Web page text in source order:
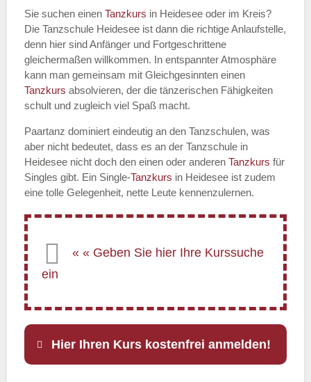
Sie suchen einen Tanzkurs in Heidesee oder im Kreis?
Die Tanzschule Heidesee ist dann die richtige Anlaufstelle,
denn hier sind Anfänger und Fortgeschrittene
gleichermaßen willkommen. In entspannter Atmosphäre
kann man gemeinsam mit Gleichgesinnten einen
Tanzkurs absolvieren, der die tänzerischen Fähigkeiten
schult und zugleich viel Spaß macht.
Paartanz dominiert eindeutig an den Tanzschulen, was
aber nicht bedeutet, dass es an der Tanzschule in
Heidesee nicht doch den einen oder anderen Tanzkurs für
Singles gibt. Ein Single-Tanzkurs in Heidesee ist zudem
eine tolle Gelegenheit, nette Leute kennenzulernen.
Hier Ihren Kurs kostenfrei anmelden!